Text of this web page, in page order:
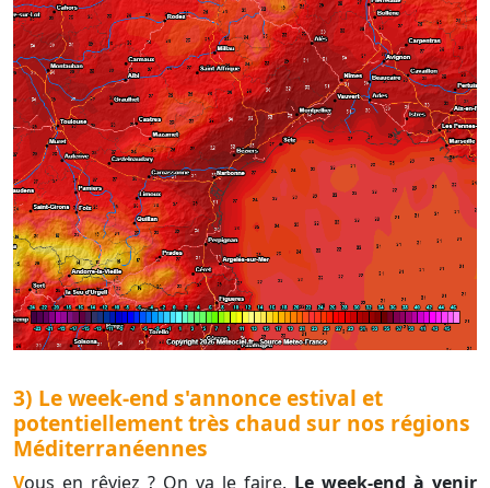
3) Le week-end s'annonce estival et
potentiellement très chaud sur nos régions
Méditerranéennes
Vous en rêviez ? On va le faire. Le week-end à venir